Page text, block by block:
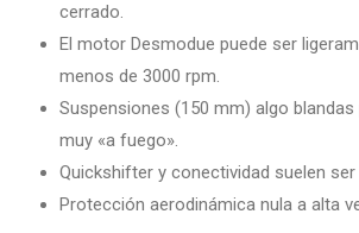
cerrado.
El motor Desmodue puede ser
menos de 3000 rpm.
Suspensiones (150 mm) algo
muy «a fuego».
Quickshifter y conectividad suelen
Protección aerodinámica nula a alta